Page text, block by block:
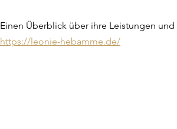
Einen Überblick über ihre Leistungen
https://leonie-hebamme.de/